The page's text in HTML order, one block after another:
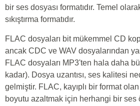
bir ses dosyası formatıdır. Temel
sıkıştırma formatıdır.
FLAC dosyaları bit mükemmel CD
ancak CDC ve WAV dosyalarından
FLAC dosyaları MP3'ten hala daha
kadar). Dosya uzantısı, ses kalitesi
gelmiştir. FLAC, kayıplı bir format
boyutu azaltmak için herhangi bir ses